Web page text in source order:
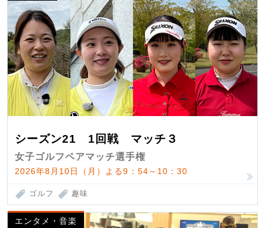
シーズン21 1回戦 マッチ３
女子ゴルフペアマッチ選手権
2026年8月10日（月）よる9：54～10：30
ゴルフ 趣味
エンタメ・音楽